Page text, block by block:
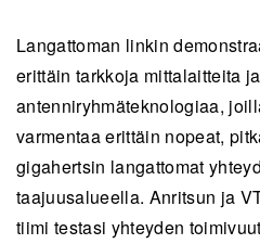
Langattoman linkin
erittäin tarkkoja mittalaitteita
antenniryhmäteknologiaa,
varmentaa erittäin nopeat,
gigahertsin langattomat
taajuusalueella. Anritsun ja
tiimi testasi yhteyden